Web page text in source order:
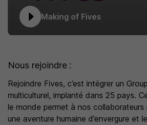
Making of Fives
Nous rejoindre :
Rejoindre Fives, c’est intégrer un
multiculturel, implanté dans 25 pays.
le monde permet à nos
une aventure humaine d’envergure et